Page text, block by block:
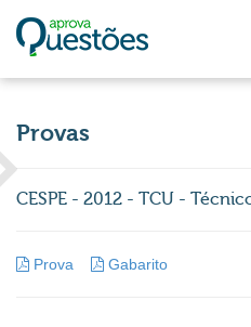
Provas
CESPE - 2012 - TCU -
Prova Gabarito